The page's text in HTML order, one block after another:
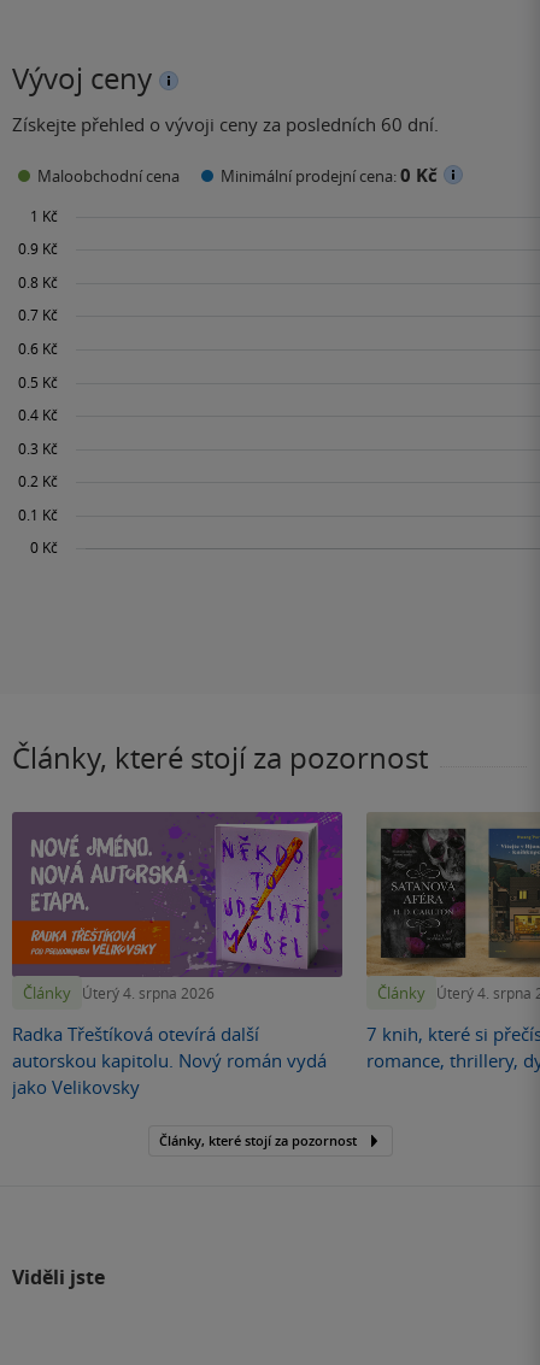
Vývoj ceny
Získejte přehled o vývoji ceny za posledních 60 dní.
Maloobchodní cena Minimální prodejní cena:0 Kč
Články, které stojí za pozornost
Články Úterý 4. srpna 2026
Radka Třeštíková otevírá další
autorskou kapitolu. Nový román vydá
jako Velikovsky
Články Úterý 4. srpna
7 knih, které si
romance, thrillery,
Články, které stojí za pozornost
Viděli jste